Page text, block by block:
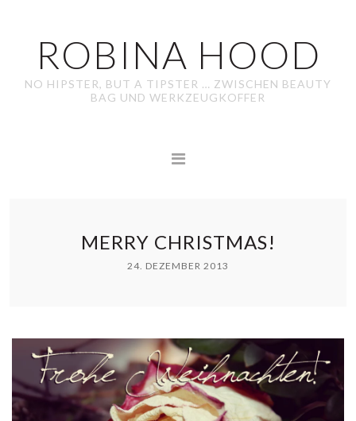
ROBINA HOOD
NO HIPSTER, BUT A TIPSTER … ZWISCHEN BEAUTY
BAG UND WERKZEUGKOFFER
MERRY CHRISTMAS!
24. DEZEMBER 2013